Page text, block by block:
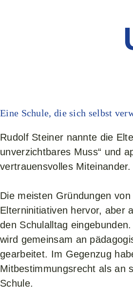
Eine Schule, die sich selbst
Rudolf Steiner nannte die
unverzichtbares Muss“ und
vertrauensvolles Miteinander.
Die meisten Gründungen
Elterninitiativen hervor, aber
den Schulalltag
wird gemeinsam an
gearbeitet. Im Gegenzug
Mitbestimmungsrecht als an
Schule.